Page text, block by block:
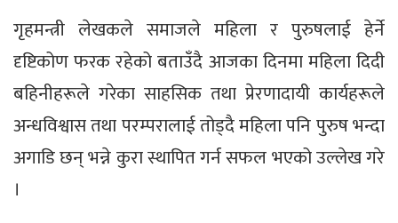
गृहमन्त्री लेखकले समाजले महिला र पुरुषलाई हेर्ने
दृष्टिकोण फरक रहेको बताउँदै आजका दिनमा महिला दिदी
बहिनीहरूले गरेका साहसिक तथा प्रेरणादायी कार्यहरूले
अन्धविश्वास तथा परम्परालाई तोड्दै महिला पनि पुरुष भन्दा
अगाडि छन् भन्ने कुरा स्थापित गर्न सफल भएको उल्लेख गरे
।